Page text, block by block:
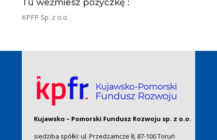
Tu weźmiesz pożyczkę :
KPFP Sp. z o.o.
Kujawsko – Pomorski Fundusz Rozwoju sp. z o.o.
siedziba spółki: ul. Przedzamcze 8, 87-100 Toruń